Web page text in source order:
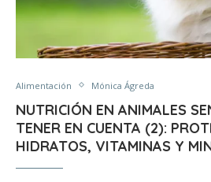
Alimentación Mónica Ágreda
NUTRICIÓN EN ANIMALES
TENER EN CUENTA (2):
HIDRATOS, VITAMINAS Y